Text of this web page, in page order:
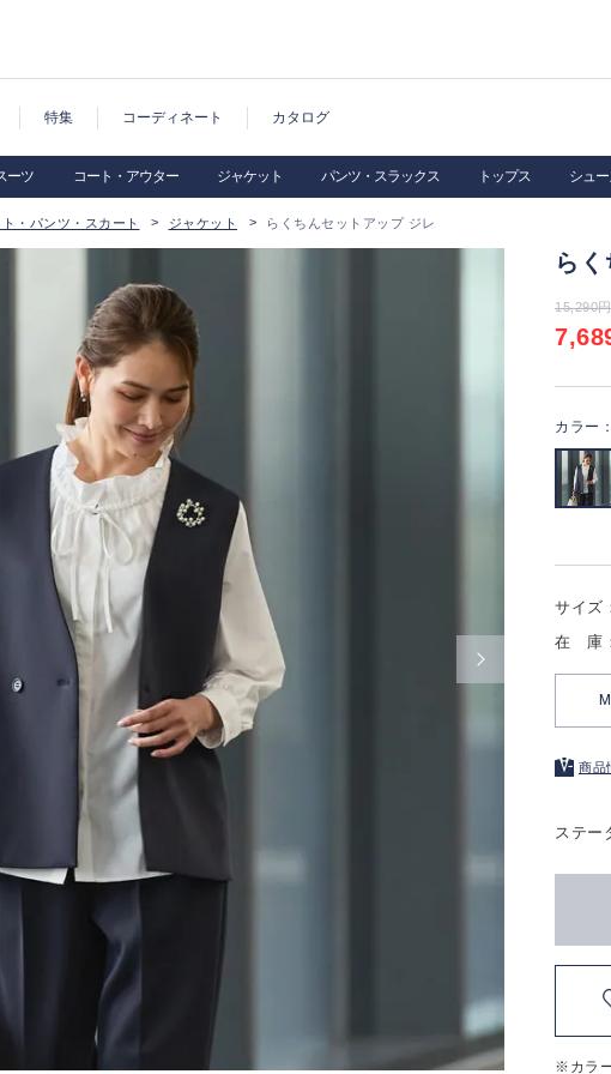
特集 コーディネート カタログ
ーツ コート・アウター ジャケット パンツ・スラックス トップス シュ
・パンツ・スカート ジャケット らくちんセットアップ ジレ
ら
15,290
カラー：
サイズ
在 庫
M
商品
ステー
※カラ